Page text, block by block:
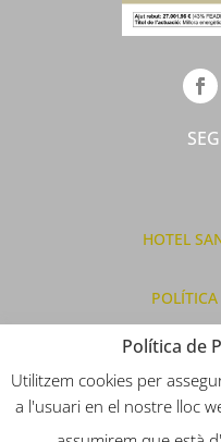
HOTEL
Política de
Utilitzem cookies per
a l'usuari en el nostre lloc